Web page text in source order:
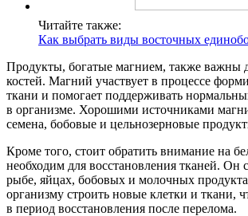
Читайте также:
Как выбрать виды восточных
Продукты, богатые магнием, также важны
костей. Магний участвует в процессе
ткани и помогает поддерживать
в организме. Хорошими источниками
семена, бобовые и цельнозерновые
Кроме того, стоит обратить внимание на
необходим для восстановления тканей. Он
рыбе, яйцах, бобовых и молочных
организму строить новые клетки и ткани,
в период восстановления после перелома.